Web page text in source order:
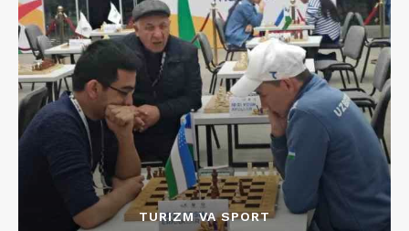
TURIZM VA SPORT